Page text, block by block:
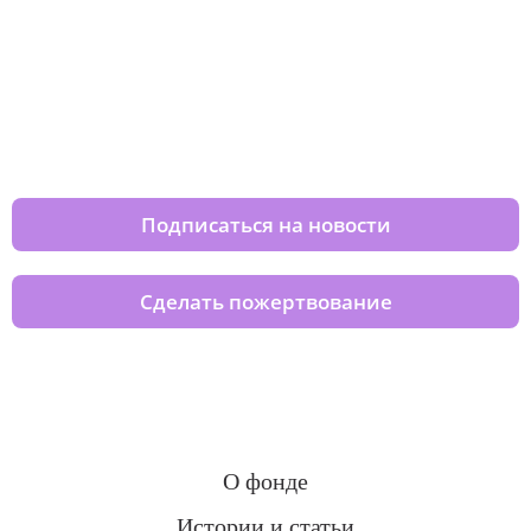
Подписаться на новости
Сделать пожертвование
О фонде